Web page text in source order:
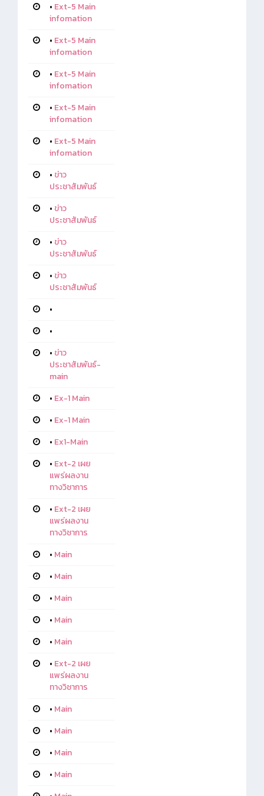
• Ext-5 Main
infomation
• Ext-5 Main
infomation
• Ext-5 Main
infomation
• Ext-5 Main
infomation
• Ext-5 Main
infomation
• ข่าว
ประชาสัมพันธ์
• ข่าว
ประชาสัมพันธ์
• ข่าว
ประชาสัมพันธ์
• ข่าว
ประชาสัมพันธ์
•
•
• ข่าว
ประชาสัมพันธ์-
main
• Ex-1 Main
• Ex-1 Main
• Ex1-Main
• Ext-2 เผย
แพร่ผลงาน
ทางวิชาการ
• Ext-2 เผย
แพร่ผลงาน
ทางวิชาการ
• Main
• Main
• Main
• Main
• Main
• Ext-2 เผย
แพร่ผลงาน
ทางวิชาการ
• Main
• Main
• Main
• Main